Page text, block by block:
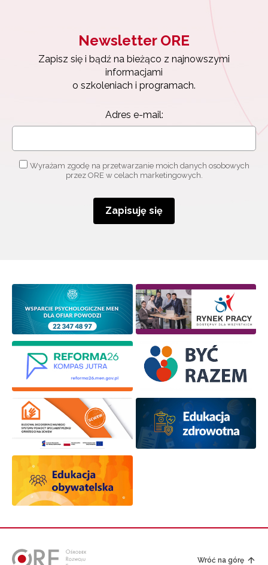
Newsletter ORE
Zapisz się i bądź na bieżąco z najnowszymi
informacjami
o szkoleniach i programach.
Adres e-mail:
Wyrażam zgodę na przetwarzanie moich danych osobowych
przez ORE w celach marketingowych.
Zapisuję się
Wróć na górę